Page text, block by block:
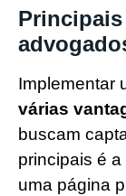
Implementar
várias
buscam
principais é a
uma página